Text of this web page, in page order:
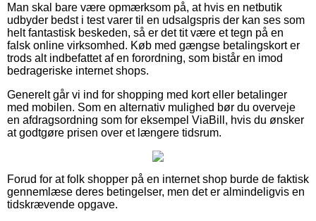
Man skal bare være opmærksom på, at hvis en netbutik
udbyder bedst i test varer til en udsalgspris der kan ses som
helt fantastisk beskeden, så er det tit være et tegn på en
falsk online virksomhed. Køb med gængse betalingskort er
trods alt indbefattet af en forordning, som bistår en imod
bedrageriske internet shops.
Generelt går vi ind for shopping med kort eller betalinger
med mobilen. Som en alternativ mulighed bør du overveje
en afdragsordning som for eksempel ViaBill, hvis du ønsker
at godtgøre prisen over et længere tidsrum.
Forud for at folk shopper på en internet shop burde de faktisk
gennemlæse deres betingelser, men det er almindeligvis en
tidskrævende opgave.